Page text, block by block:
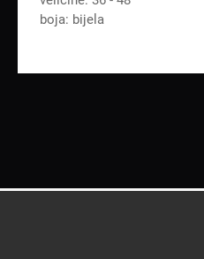
boja: bijela